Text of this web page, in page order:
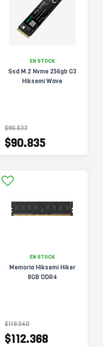
EN STOCK
Ssd M.2 Nvme 256gb G3
Hiksemi Wave
$96.633
$90.835
EN STOCK
Memoria Hiksemi Hiker
8GB DDR4
$119.540
$112.368